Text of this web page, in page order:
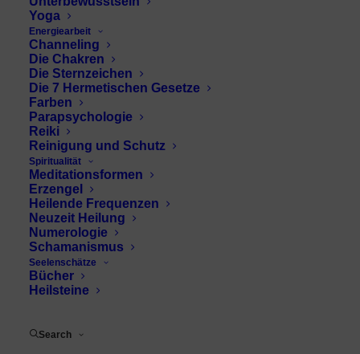
Yoga
Energiearbeit
Channeling
Die Chakren
Die Sternzeichen
Die 7 Hermetischen Gesetze
Farben
Parapsychologie
Reiki
Reinigung und Schutz
Spiritualität
Meditationsformen
Erzengel
Heilende Frequenzen
Neuzeit Heilung
Numerologie
Schamanismus
Seelenschätze
Bücher
Heilsteine
Search
Türkis Bedeutung